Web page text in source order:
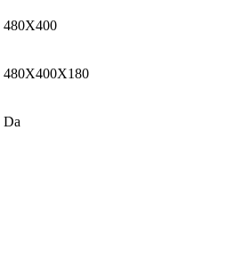
480X400
480X400X180
Da